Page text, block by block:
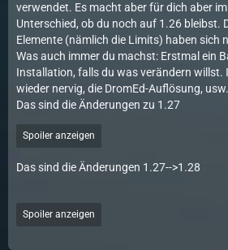
verwendet. Es macht aber für dich aber
Unterschied, ob du noch auf 1.26 bleibst.
Elemente (nämlich die Limits) haben sich
Was auch immer du machst: Erstmal ein
Installation, falls du was verändern willst.
wieder nervig, die DromEd-Auflösung,
Das sind die Änderungen zu 1.27
Spoiler anzeigen
Das sind die Änderungen 1.27-->1.28
Spoiler anzeigen